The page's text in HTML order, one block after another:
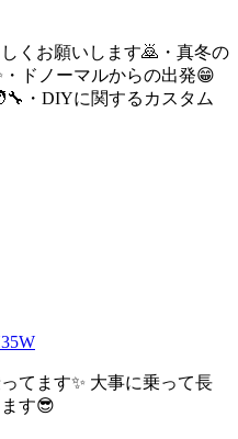
くお願いします🙇・真冬の
ドノーマルからの出発😁
・DIYに関するカスタム
てます✨ 大事に乗って長
す😎